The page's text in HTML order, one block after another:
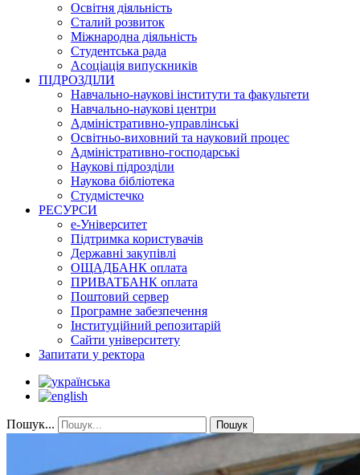
Освітня діяльність
Сталий розвиток
Міжнародна діяльність
Студентська рада
Асоціація випускників
ПІДРОЗДІЛИ
Навчально-наукові інститути та факультети
Навчально-наукові центри
Адміністративно-управлінські
Освітньо-виховний та науковий процес
Адміністративно-господарські
Наукові підрозділи
Наукова бібліотека
Студмістечко
РЕСУРСИ
е-Університет
Підтримка користувачів
Державні закупівлі
ОЩАДБАНК оплата
ПРИВАТБАНК оплата
Поштовий сервер
Програмне забезпечення
Інституційний репозитарій
Сайти університету
Запитати у ректора
Пошук... Пошук